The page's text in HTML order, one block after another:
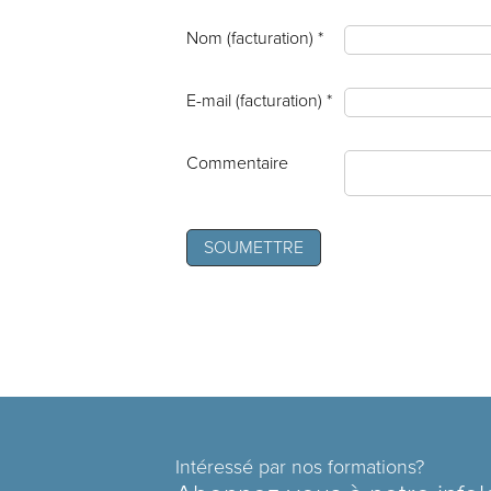
Nom (facturation) *
E-mail (facturation) *
Commentaire
Intéressé par nos formations?